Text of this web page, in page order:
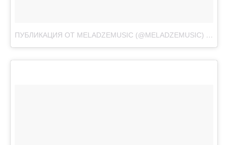
ПУБЛИКАЦИЯ ОТ MELADZEMUSIC (@MELADZEMUSIC) ДЕК